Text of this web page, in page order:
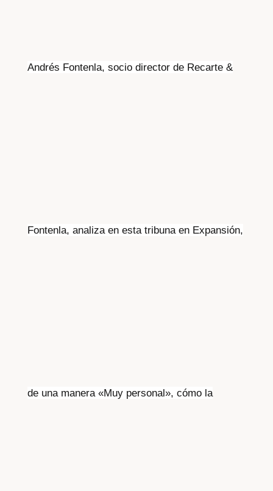
Andrés Fontenla, socio director de Recarte &
Fontenla, analiza en esta tribuna en Expansión,
de una manera «Muy personal», cómo la